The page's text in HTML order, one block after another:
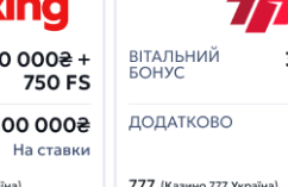
"Око та щит": дрони,
РЕБ і пікапи – триває
збір коштів на потреби
одразу чотирьох